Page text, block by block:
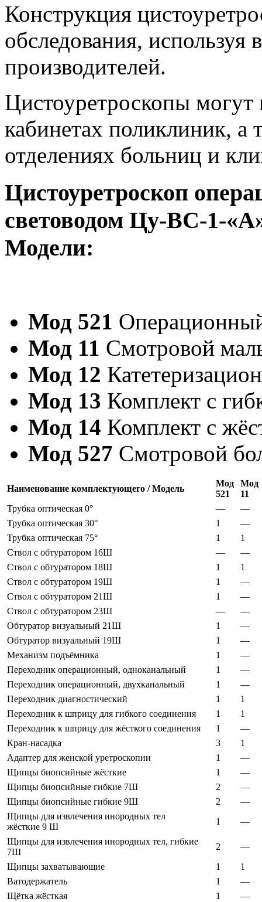
Конструкция
обследования,
производителей.
Цистоуретроскопы могут
кабинетах поликлиник, а
отделениях больниц и
Цистоуретроскоп
световодом Цу-ВС-1-
Модели:
Мод 521
Мод 11 Смотровой
Мод 12
Мод 13 Комплект с
Мод 14 Комплект с
Мод 527 Смотровой
Наименование комплектующего / Модель
Мод
521
Мод
11
Трубка оптическая 0°
—
—
Трубка оптическая 30°
1
—
Трубка оптическая 75°
1
1
Ствол с обтуратором 16Ш
—
—
Ствол с обтуратором 18Ш
1
1
Ствол с обтуратором 19Ш
1
—
Ствол с обтуратором 21Ш
1
—
Ствол с обтуратором 23Ш
—
—
Обтуратор визуальный 21Ш
1
—
Обтуратор визуальный 19Ш
1
—
Механизм подъёмника
1
—
Переходник операционный, одноканальный
1
—
Переходник операционный, двухканальный
1
—
Переходник диагностический
1
1
Переходник к шприцу для гибкого соединения
1
1
Переходник к шприцу для жёсткого соединения
1
—
Кран-насадка
3
1
Адаптер для женской уретроскопии
1
—
Щипцы биопсийные жёсткие
1
—
Щипцы биопсийные гибкие 7Ш
2
—
Щипцы биопсийные гибкие 9Ш
2
—
Щипцы для извлечения инородных тел
жёсткие 9 Ш
1
—
Щипцы для извлечения инородных тел, гибкие
7Ш
2
—
Щипцы захватывающие
1
1
Ватодержатель
1
—
Щётка жёсткая
1
—